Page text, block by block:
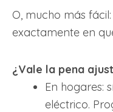
O, mucho más
exactamente en
¿Vale la pena
En hogares:
eléctrico.